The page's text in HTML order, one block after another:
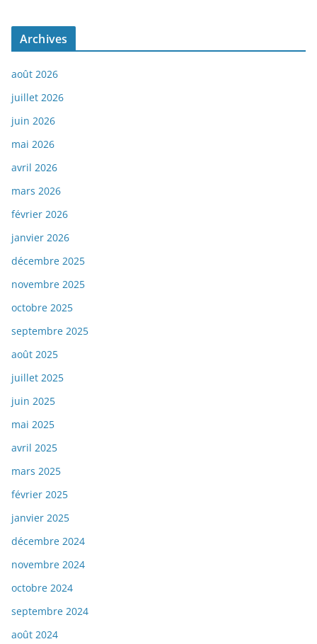
Archives
août 2026
juillet 2026
juin 2026
mai 2026
avril 2026
mars 2026
février 2026
janvier 2026
décembre 2025
novembre 2025
octobre 2025
septembre 2025
août 2025
juillet 2025
juin 2025
mai 2025
avril 2025
mars 2025
février 2025
janvier 2025
décembre 2024
novembre 2024
octobre 2024
septembre 2024
août 2024